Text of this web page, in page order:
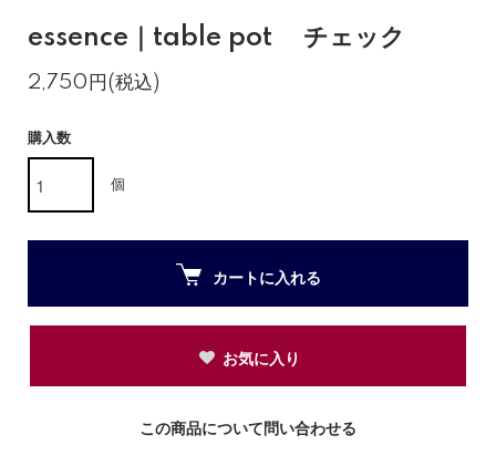
essence｜table pot チェック
2,750円(税込)
購入数
個
カートに入れる
お気に入り
この商品について問い合わせる